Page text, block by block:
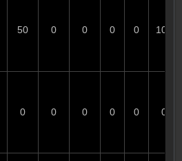
50 0 0 0 0 100
0 0 0 0 0 0